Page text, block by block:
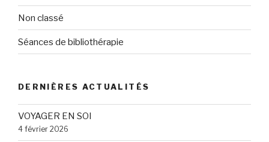
Non classé
Séances de bibliothérapie
DERNIÈRES ACTUALITÉS
VOYAGER EN SOI
4 février 2026